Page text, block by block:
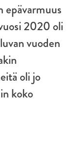
epävarmuus
2020 oli
vuoden
oli jo
koko